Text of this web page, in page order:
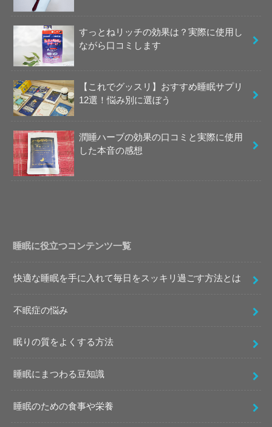
すっとねリッチの効果は？実際に使用し
ながら口コミします
【これでグッスリ】おすすめ睡眠サプリ
12選！悩み別に選ぼう
潤睡ハーブの効果の口コミと実際に使用
した本音の感想
睡眠に役立つコンテンツ一覧
快適な睡眠を手に入れて毎日をスッキリ過ごす方法とは
不眠症の悩み
眠りの質をよくする方法
睡眠にまつわる豆知識
睡眠のための食事や栄養